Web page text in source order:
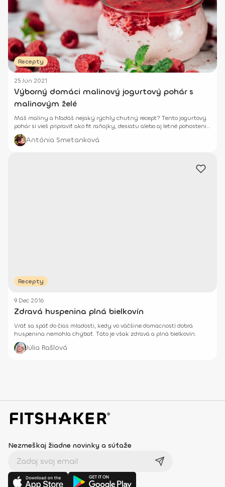
Recepty
25 Jún 2021
Výborný domáci malinový jogurtový pohár s
malinovým želé
Máš maliny a hľadáš nejaký rýchly chutný recept? Tento jogurtový
pohár si vieš pripraviť ako fit raňajky, desiatu alebo aj letné pohostenie
pre návštevy.
Antónia Smetanková
Recepty
9 Dec 2016
Zdravá huspenina plná bielkovín
Vráť sa späť do čias mladosti, kedy vo väčšine domácností dobrá
huspenina nemohla chýbať. Táto je však zdravá a plná bielkovín.
Júlia Rašlová
Nezmeškaj žiadne novinky a súťaže